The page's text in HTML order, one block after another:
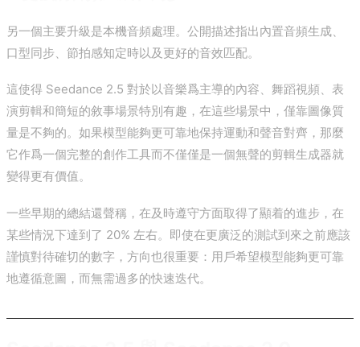
另一個主要升級是本機音頻處理。公開描述指出內置音頻生成、
口型同步、節拍感知定時以及更好的音效匹配。
這使得 Seedance 2.5 對於以音樂爲主導的內容、舞蹈視頻、表
演剪輯和簡短的敘事場景特別有趣，在這些場景中，僅靠圖像質
量是不夠的。如果模型能夠更可靠地保持運動和聲音對齊，那麼
它作爲一個完整的創作工具而不僅僅是一個無聲的剪輯生成器就
變得更有價值。
一些早期的總結還聲稱，在及時遵守方面取得了顯着的進步，在
某些情況下達到了 20% 左右。即使在更廣泛的測試到來之前應該
謹慎對待確切的數字，方向也很重要：用戶希望模型能夠更可靠
地遵循意圖，而無需過多的快速迭代。